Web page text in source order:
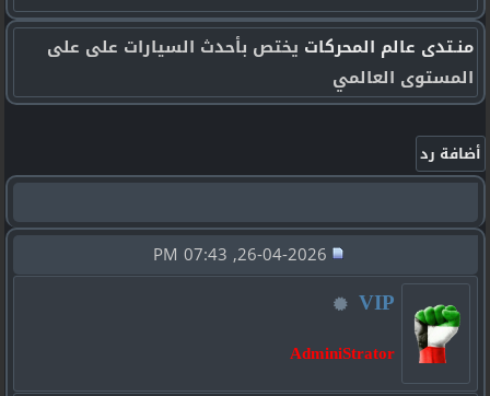
منـتدى عالم المحركات يختص بأحدث السيارات على على
المستوى العالمي
VIP
AdminiStrator